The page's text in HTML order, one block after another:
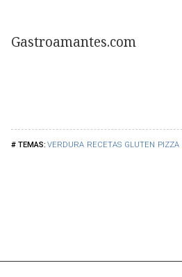
VERDURA RECETAS GLUTEN PIZZA
Gastroamantes.com